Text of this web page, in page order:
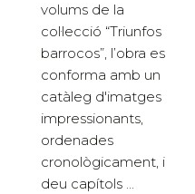
volums de la
col·lecció “Triunfos
barrocos”, l’obra es
conforma amb un
catàleg d'imatges
impressionants,
ordenades
cronològicament, i
deu capítols ...